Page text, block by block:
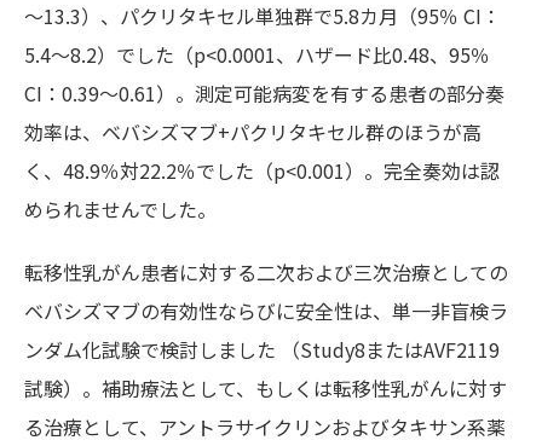
～13.3）、パクリタキセル単独群で5.8カ月（95％ CI：
5.4～8.2）でした（p<0.0001、ハザード比0.48、95％
CI：0.39～0.61）。測定可能病変を有する患者の部分奏
効率は、ベバシズマブ+パクリタキセル群のほうが高
く、48.9％対22.2％でした（p<0.001）。完全奏効は認
められませんでした。
転移性乳がん患者に対する二次および三次治療としての
ベバシズマブの有効性ならびに安全性は、単一非盲検ラ
ンダム化試験で検討しました （Study8またはAVF2119
試験）。補助療法として、もしくは転移性乳がんに対す
る治療として、アントラサイクリンおよびタキサン系薬